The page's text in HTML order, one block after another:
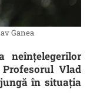
Ganea
neînțelegerilor
Vlad
în situația